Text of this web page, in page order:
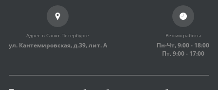
Адрес в Санкт-Петербурге
ул. Кантемировская, д.39,лит. А
Режим работы
Пн-Чт, 9:00 - 18:00
Пт, 9:00 - 17:00